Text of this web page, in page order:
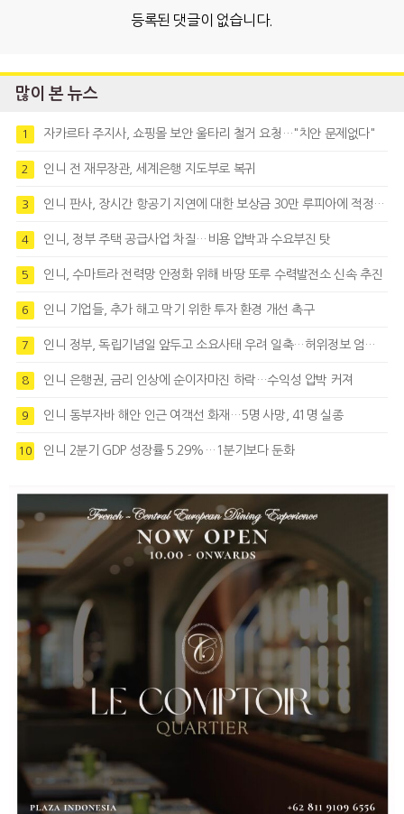
등록된 댓글이 없습니다.
많이 본 뉴스
1 자카르타 주지사, 쇼핑몰 보안 울타리 철거 요청…"치안 문제없다"
2 인니 전 재무장관, 세계은행 지도부로 복귀
3 인니 판사, 장시간 항공기 지연에 대한 보상금 30만 루피아에 적정성 제기
4 인니, 정부 주택 공급사업 차질…비용 압박과 수요부진 탓
5 인니, 수마트라 전력망 안정화 위해 바땅 또루 수력발전소 신속 추진
6 인니 기업들, 추가 해고 막기 위한 투자 환경 개선 촉구
7 인니 정부, 독립기념일 앞두고 소요사태 우려 일축…허위정보 엄정대응
8 인니 은행권, 금리 인상에 순이자마진 하락…수익성 압박 커져
9 인니 동부자바 해안 인근 여객선 화재…5명 사망, 41명 실종
10 인니 2분기 GDP 성장률 5.29%…1분기보다 둔화